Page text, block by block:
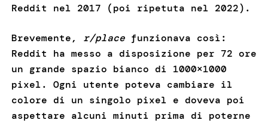
Reddit nel 2017 (poi ripetuta nel 2022).
Brevemente, r/place funzionava così:
Reddit ha messo a disposizione per 72 ore
un grande spazio bianco di 1000×1000
pixel. Ogni utente poteva cambiare il
colore di un singolo pixel e doveva poi
aspettare alcuni minuti prima di poterne